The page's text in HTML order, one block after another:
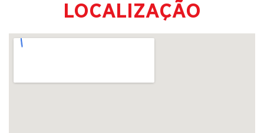
LOCALIZAÇÃO